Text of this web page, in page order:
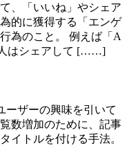
、「いいね」やシェア
的に獲得する「エンゲ
為のこと。 例えば「A
はシェアして [……]
ーザーの興味を引いて
数増加のために、記事
イトルを付ける手法。